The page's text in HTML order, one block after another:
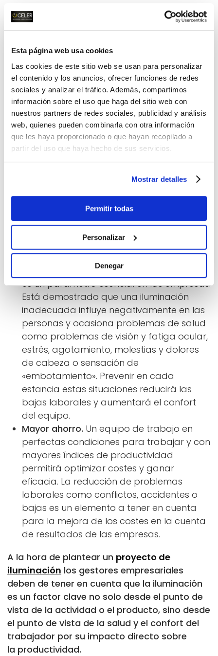
Esta página web usa cookies
Las cookies de este sitio web se usan para personalizar
el contenido y los anuncios, ofrecer funciones de redes
sociales y analizar el tráfico. Además, compartimos
información sobre el uso que haga del sitio web con
nuestros partners de redes sociales, publicidad y análisis
web, quienes pueden combinarla con otra información
que les haya proporcionado o que hayan recopilado a
partir del uso que haya hecho de sus servicios.
Mostrar detalles
Permitir todas
Personalizar
Denegar
Mayor rapidez y precisión.
productividad de cada empleado es
básica para el correcto devenir de la
tareas pueden realizarse de forma más
rápida y precisa y esto es posible si se
llevan a cabo en las mejores condiciones
ambientales posibles. El correcto cálculo
lumínico y la uniformidad influirán de
forma sensible sobre el desarrollo del
trabajo aumentando el rendimiento
cognitivo y la capacidad de resolución de
problemas. Diversos estudios han
importante los errores en todos los
lumínicas y de climatización (temperatura,
humedad, etc.) son las correctas.
Mayor confort y aumento de la salud
La prevención de riesgos laborales
es un parámetro esencial en las empresas.
Está demostrado que una iluminación
inadecuada influye negativamente en las
personas y ocasiona problemas de salud
como problemas de visión y fatiga ocular,
estrés, agotamiento, molestias y dolores
de cabeza o sensación de
«embotamiento». Prevenir en cada
estancia estas situaciones reducirá las
bajas laborales y aumentará el confort
del equipo.
Mayor ahorro. Un equipo de trabajo en
perfectas condiciones para trabajar y con
mayores índices de productividad
permitirá optimizar costes y ganar
eficacia. La reducción de problemas
laborales como conflictos, accidentes o
bajas es un elemento a tener en cuenta
para la mejora de los costes en la cuenta
de resultados de las empresas.
A la hora de plantear un proyecto de
iluminación los gestores empresariales
deben de tener en cuenta que la iluminación
es un factor clave no solo desde el punto de
vista de la actividad o el producto, sino desde
el punto de vista de la salud y el confort del
trabajador por su impacto directo sobre
la productividad.